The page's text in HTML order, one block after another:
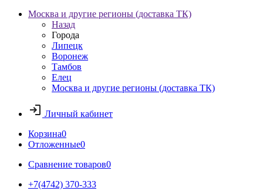
Москва и другие регионы (доставка ТК)
Назад
Города
Липецк
Воронеж
Тамбов
Елец
Москва и другие регионы (доставка ТК)
Личный кабинет
Корзина0
Отложенные0
Сравнение товаров0
+7(4742) 370-333